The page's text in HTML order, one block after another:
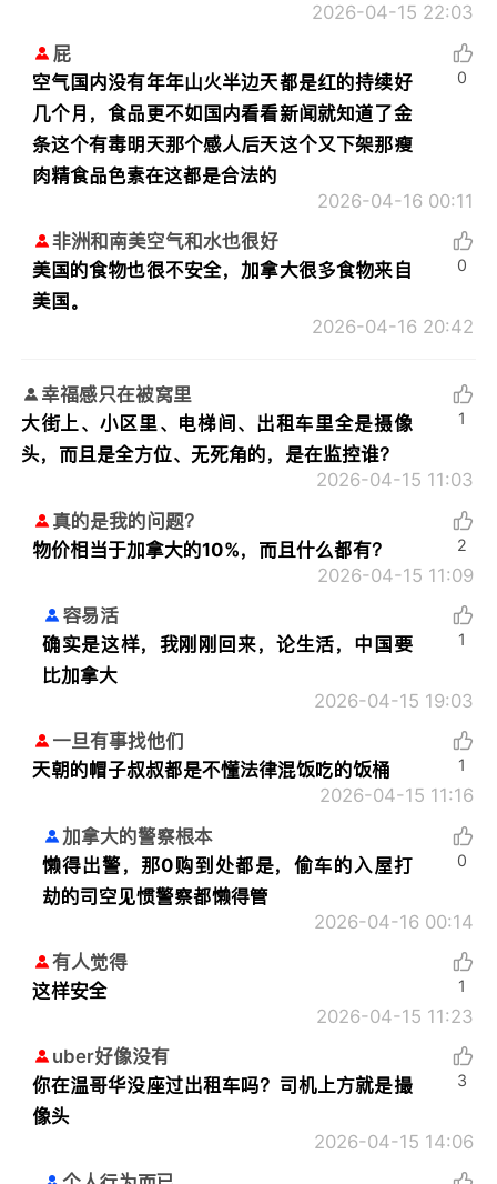
2026-04-15 22:03
屁
空气国内没有年年山火半边天都是红的持续好
几个月，食品更不如国内看看新闻就知道了金
条这个有毒明天那个感人后天这个又下架那瘦
肉精食品色素在这都是合法的
2026-04-16 00:11
0
非洲和南美空气和水也很好
美国的食物也很不安全，加拿大很多食物来自
美国。
2026-04-16 20:42
0
幸福感只在被窝里
大街上、小区里、电梯间、出租车里全是摄像
头，而且是全方位、无死角的，是在监控谁？
2026-04-15 11:03
1
真的是我的问题？
物价相当于加拿大的10%，而且什么都有？
2026-04-15 11:09
2
容易活
确实是这样，我刚刚回来，论生活，中国要
比加拿大
2026-04-15 19:03
1
一旦有事找他们
天朝的帽子叔叔都是不懂法律混饭吃的饭桶
2026-04-15 11:16
1
加拿大的警察根本
懒得出警，那0购到处都是，偷车的入屋打
劫的司空见惯警察都懒得管
2026-04-16 00:14
0
有人觉得
这样安全
2026-04-15 11:23
1
uber好像没有
你在温哥华没座过出租车吗？司机上方就是撮
像头
2026-04-15 14:06
3